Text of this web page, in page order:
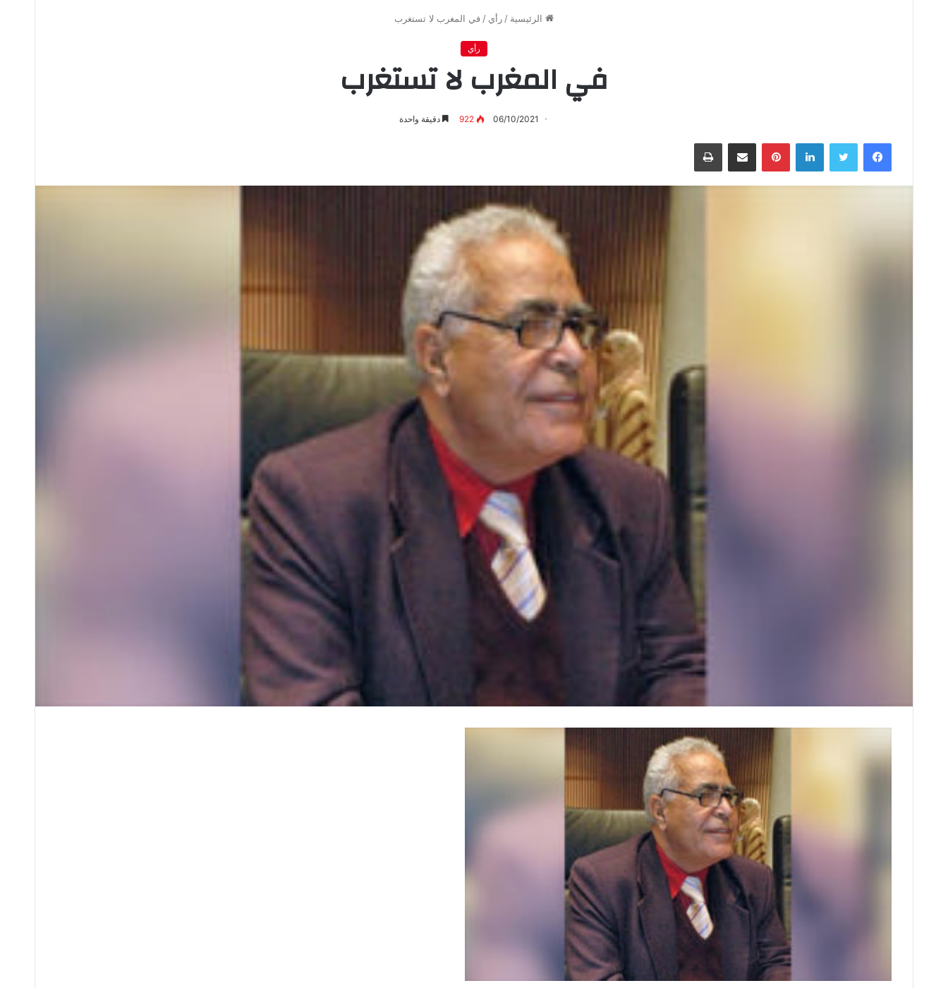
الرئيسية / رأي / في المغرب لا تستغرب
رأي
في المغرب لا تستغرب
06/10/2021
922 دقيقة واحدة
فيسبوك تويتر لينكدإن بينتيريست مشاركة عبر البريد طباعة